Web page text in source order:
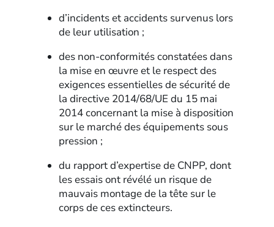
d’incidents et accidents survenus lors
de leur utilisation ;
des non-conformités constatées dans
la mise en œuvre et le respect des
exigences essentielles de sécurité de
la directive 2014/68/UE du 15 mai
2014 concernant la mise à disposition
sur le marché des équipements sous
pression ;
du rapport d’expertise de CNPP, dont
les essais ont révélé un risque de
mauvais montage de la tête sur le
corps de ces extincteurs.